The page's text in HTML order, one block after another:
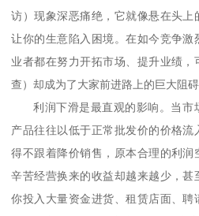
访 ）现象深恶痛绝，它就像悬在头
让你的生意陷入困境。在如今竞争激
业者都在努力开拓市场、提升业绩，
查 ）却成为了大家前进路上的巨大阻碍
利润下滑是最直观的影响。当市
产品往往以低于正常批发价的价格
得不跟着降价销售，原本合理的利润
辛苦经营换来的收益却越来越少，甚
你投入大量资金进货、租赁店面、聘